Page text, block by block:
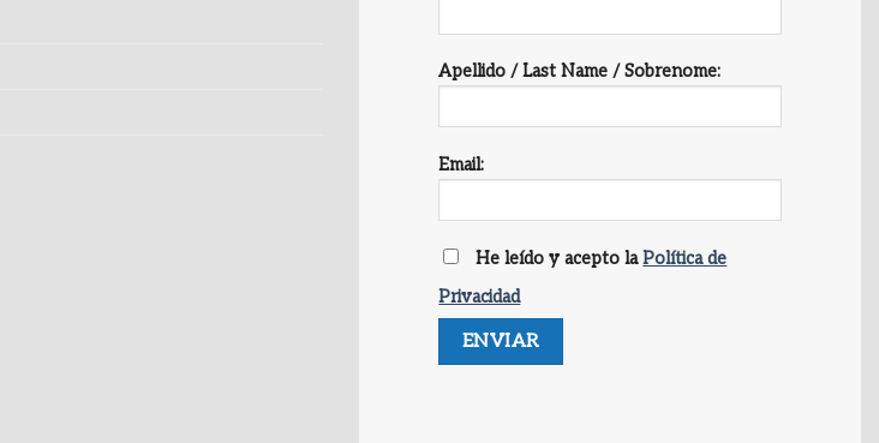
Apellido / Last Name / Sobrenome:
Email:
He leído y acepto laPolítica de
Privacidad